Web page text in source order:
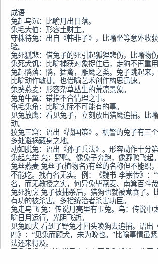
成语
兔起乌沉：比喻月出日落。
兔毛大伯：形容土财主。
守株待兔：出自《韩非子》，比喻坐等意外收
验。
兔死狐悲：借兔子的死引起狐狸悲伤，比喻物伤
兔死犬饥：比喻捕获对象捉住后，走狗不再重用
兔起鹘落：鹘，猛禽，雕鹰之类。兔子跳起来
比喻动作敏捷。也借喻艺术创作构思迅速。
兔葵燕麦：形容杂草丛生的荒凉景象。
兔角牛翼：错指不合情理之事。
龟毛兔角：比喻实际不可能有的事。
见兔放鹰：看见兔子，立刻放出猎鹰追捕。比
动。
狡兔三窟：语出《战国策》。机警的兔子有三
多处避祸藏身之地。
动如脱兔：语出《孙子兵法》。形容动作十分第
兔起凫举 凫：野鸭。像兔子奔跑，像野鸭飞起
兔丝燕麦 兔丝子(植物名)有丝的名称但不能织
不能吃。拽有名无实。例：《魏书·李崇传》：
名，而无教授之实，何异兔毕燕麦、南箕百斗
兔死狗烹 兔子被捕杀后，猎狗也就被煮食了。
有功的被杀害。多指统治者杀害功臣。
兔走乌飞 兔：传说月亮里有玉兔。乌：传说中
喻日月运行，光阴飞逝。
见兔顾犬 看到了野兔才回头唤狗去追捕。语出
四》：“见兔而顾犬，未为晚也。”比喻事情虽
法还来得及。